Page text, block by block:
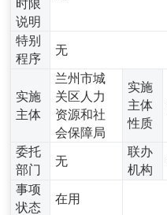
时限
说明
特别
程序
无
实施
主体
兰州市城
关区人力
资源和社
会保障局
实施
主体
性质
委托
部门
无
联办
机构
事项
状态
在用